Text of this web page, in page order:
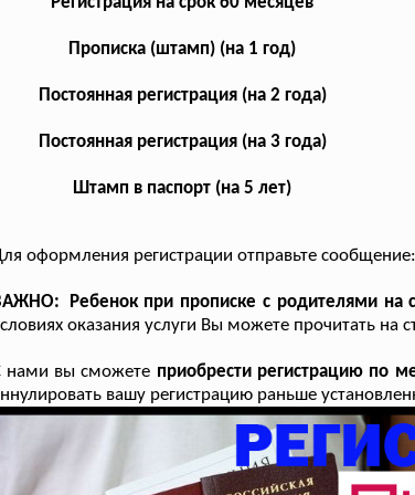
Прописка (штамп) (на 1 год)
Постоянная регистрация (на 2 года)
Постоянная регистрация (на 3 года)
Штамп в паспорт (на 5 лет)
оформления регистрации отправьте сообщение:
Ребенок при прописке с родителями на
оказания услуги Вы можете прочитать на
нами вы сможете приобрести регистрацию по
вашу регистрацию раньше